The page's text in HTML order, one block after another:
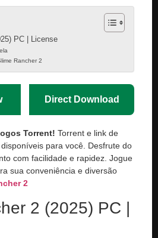
PC | License
Rancher 2
Direct Download
Torrent! Torrent e link de
para você. Desfrute do
com facilidade e rapidez. Jogue
sua conveniência e diversão
2
2 (2025) PC |